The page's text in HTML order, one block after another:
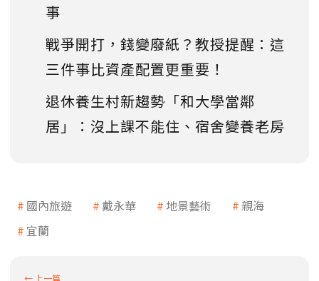
事
戰爭開打，錢變廢紙？教授提醒：這
三件事比資產配置更重要！
退休養生村新趨勢「和大學當鄰
居」：沒上課不能住、宿舍變養老房
國內旅遊 戴永華 地景藝術
親海
宜蘭